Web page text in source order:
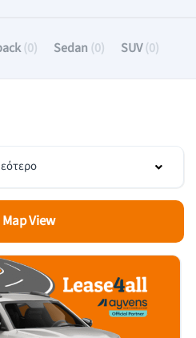
(0) Sedan (0) SUV(0)
Map View